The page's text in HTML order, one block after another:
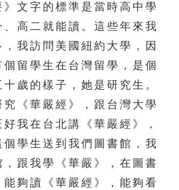
字的標準是當時高中學
高二就能讀。這些年來我
我訪問美國紐約大學，因
留學生在台灣留學，是個
歲的樣子，她是研究生。
《華嚴經》，跟台灣大學
我在台北講《華嚴經》，
學生送到我們圖書館，我
跟我學《華嚴》，在圖書
夠讀《華嚴經》，能夠看